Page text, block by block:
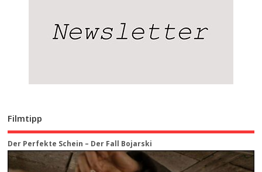
Filmtipp
Der Perfekte Schein – Der Fall Bojarski